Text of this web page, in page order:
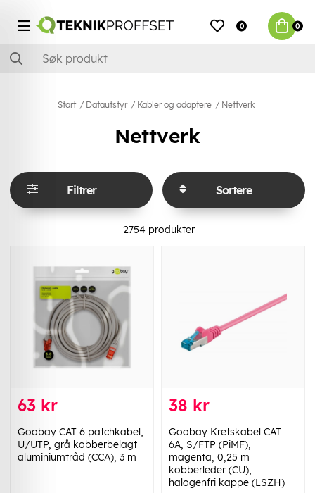
0 0
Start Datautstyr Kabler og adaptere Nettverk
Nettverk
Filtrer Sortere
2754 produkter
63 kr
Goobay CAT 6 patchkabel,
U/UTP, grå kobberbelagt
aluminiumtråd (CCA), 3 m
38 kr
Goobay Kretskabel CAT
6A, S/FTP (PiMF),
magenta, 0,25 m
kobberleder (CU),
halogenfri kappe (LSZH)